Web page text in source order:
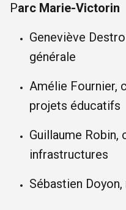
Parc Marie-Victorin
Geneviève
générale
Amélie Fournier,
projets éducatifs
Guillaume Robin,
infrastructures
Sébastien